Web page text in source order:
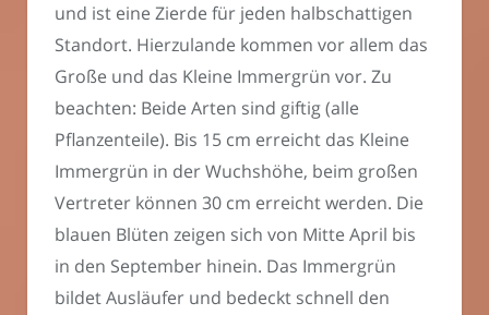
und ist eine Zierde für jeden halbschattigen
Standort. Hierzulande kommen vor allem das
Große und das Kleine Immergrün vor. Zu
beachten: Beide Arten sind giftig (alle
Pflanzenteile). Bis 15 cm erreicht das Kleine
Immergrün in der Wuchshöhe, beim großen
Vertreter können 30 cm erreicht werden. Die
blauen Blüten zeigen sich von Mitte April bis
in den September hinein. Das Immergrün
bildet Ausläufer und bedeckt schnell den